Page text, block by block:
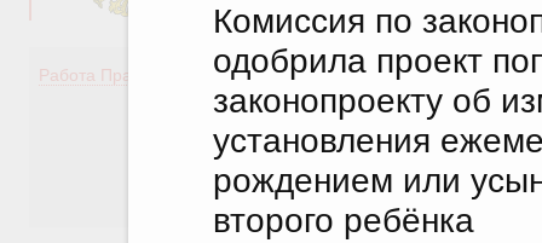
Комиссия по
одобрила проект
законопроекту об
установления
рождением или
второго ребёнка
Работа Правительства
Демография
Здоровье
Образование
Культура
Общество
Государство